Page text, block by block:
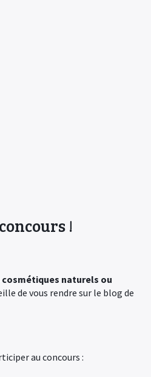
!
naturels ou
de vous rendre sur le blog de
au concours :